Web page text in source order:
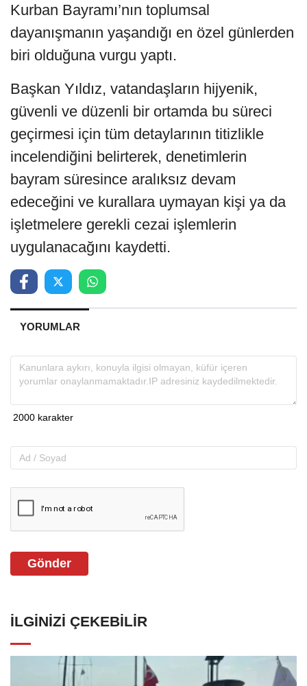
Kurban Bayramı’nın toplumsal
dayanışmanın yaşandığı en özel günlerden
biri olduğuna vurgu yaptı.
Başkan Yıldız, vatandaşların hijyenik,
güvenli ve düzenli bir ortamda bu süreci
geçirmesi için tüm detaylarının titizlikle
incelendiğini belirterek, denetimlerin
bayram süresince aralıksız devam
edeceğini ve kurallara uymayan kişi ya da
işletmelere gerekli cezai işlemlerin
uygulanacağını kaydetti.
YORUMLAR
Gönder
İLGINIZI ÇEKEBILIR